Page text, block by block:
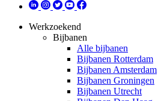
Werkzoekend
Bijbanen
Alle bijbanen
Bijbanen Rotterdam
Bijbanen Amsterdam
Bijbanen Groningen
Bijbanen Utrecht